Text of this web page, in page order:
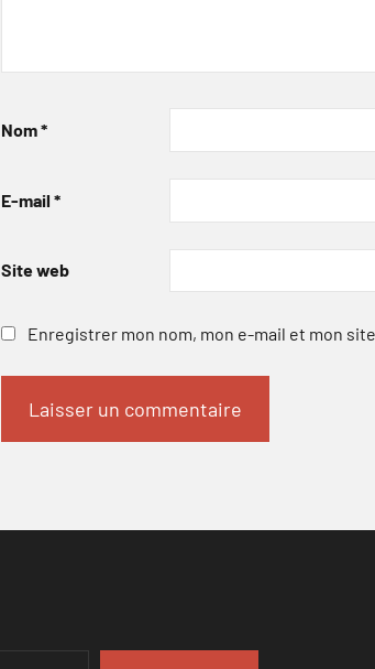
Nom*
E-mail *
Site web
Enregistrer mon nom, mon e-mail et mon